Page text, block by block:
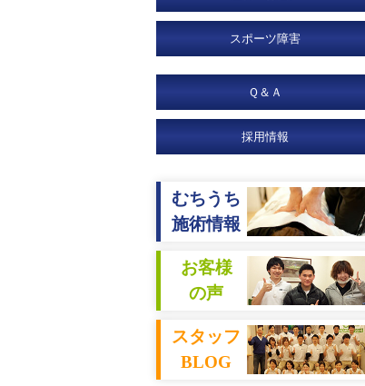
スポーツ障害
Ｑ＆Ａ
採用情報
むちうち
施術情報
お客様
の声
スタッフ
BLOG